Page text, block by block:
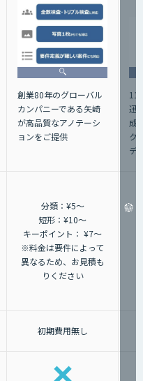
創業80年のグローバル
カンパニーである矢崎
が高品質なアノテーシ
ョンをご提供
11
迅
成
ク
デ
分類：¥5～
短形：¥10～
キーポイント： ¥7～
※料金は要件によって
異なるため、お見積も
りください
初期費用無し